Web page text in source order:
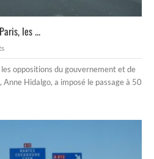
les ...
oppositions du gouvernement et de
Hidalgo, a imposé le passage à 50